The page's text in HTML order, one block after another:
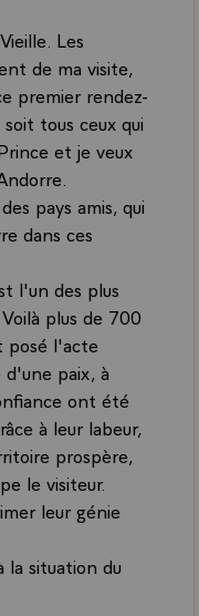
Les
de ma visite,
premier rendez-
tous ceux qui
et je veux
pays amis, qui
dans ces
l'un des plus
plus de 700
posé l'acte
paix, à
ont été
à leur labeur,
prospère,
le visiteur.
leur génie
la situation du